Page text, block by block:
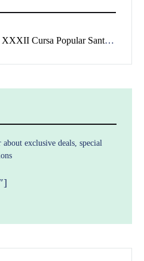
Presentación de la XXXII Cursa Popular Sant Silvestre de Castelló
exclusive deals, special